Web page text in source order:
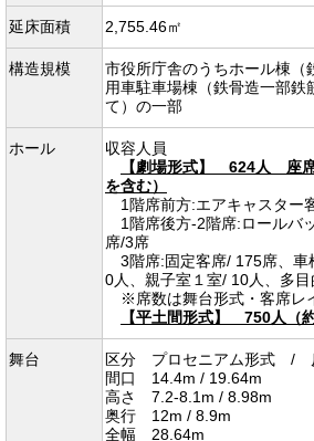
延床面積 2,755.46㎡
構造規模
市役所庁舎のうちホール棟（
用車駐車場棟（鉄骨造一部鉄
て）の一部
ホール
収容人員
【劇場形式】 624人 座
を含む）
1階席前方:エアキャスター
1階席後方-2階席:ロールバ
席/3席
3階席:固定客席/ 175席、車
0人、親子室１室/ 10人、多
※席数は舞台形式・客席レ
【平土間形式】 750人（
舞台
区分 プロセニアム形式 /
間口 14.4m / 19.64m
高さ 7.2-8.1m / 8.98m
奥行 12m / 8.9m
全幅 28.64m